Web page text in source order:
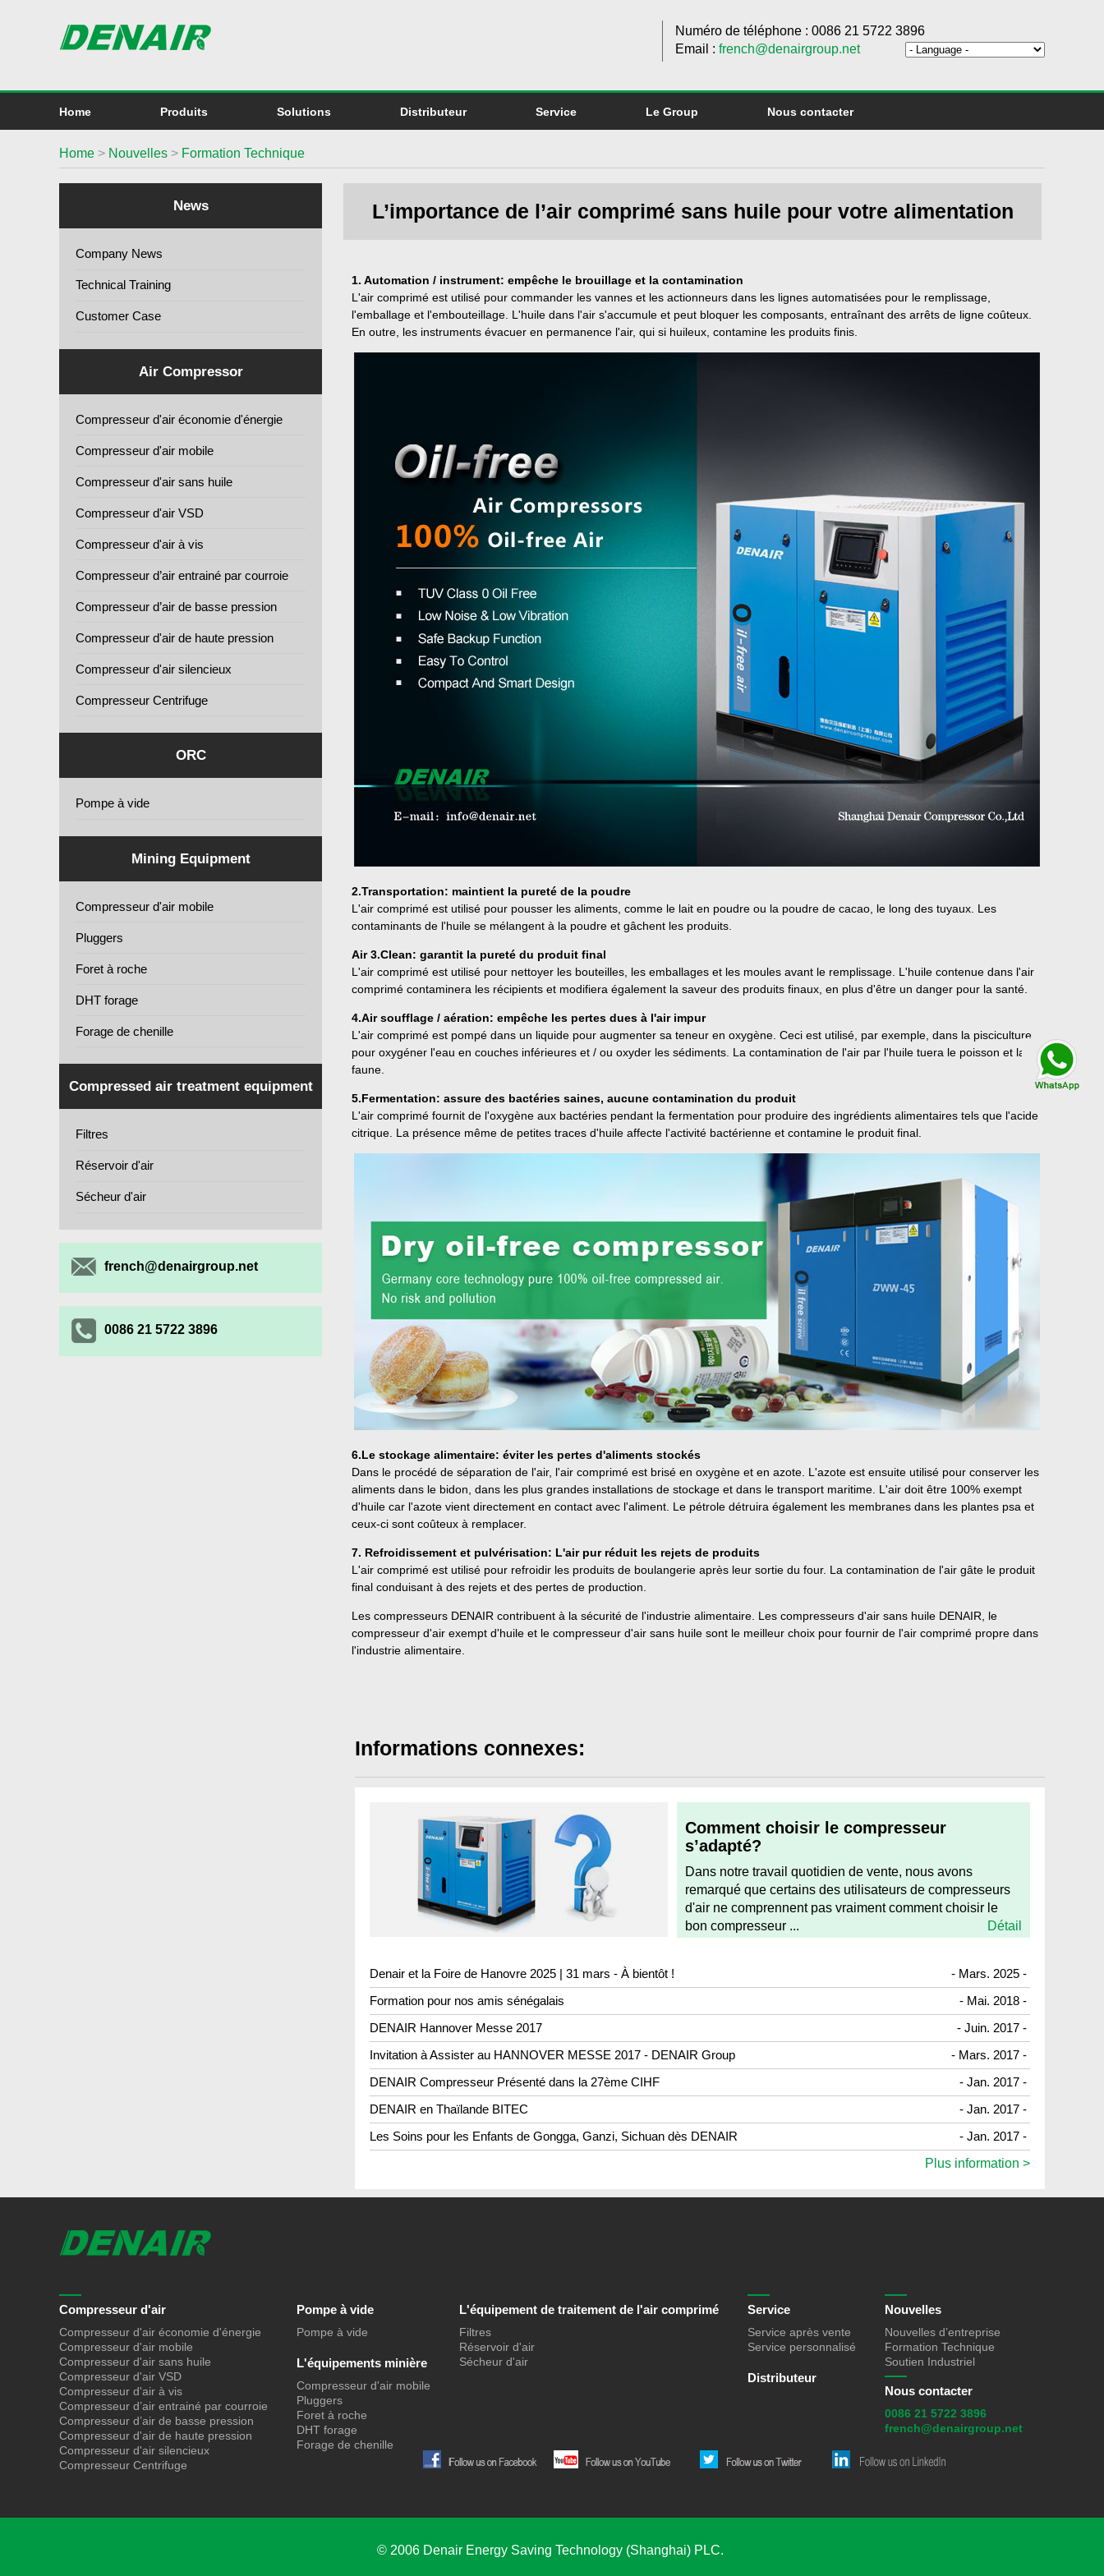
Numéro de téléphone : 0086 21 5722 3896
Email : french@denairgroup.net
Home Produits Solutions Distributeur Service Le Group Nous contacter
Home > Nouvelles > Formation Technique
News
Company News
Technical Training
Customer Case
Air Compressor
Compresseur d'air économie d'énergie
Compresseur d'air mobile
Compresseur d'air sans huile
Compresseur d'air VSD
Compresseur d'air à vis
Compresseur d’air entrainé par courroie
Compresseur d’air de basse pression
Compresseur d'air de haute pression
Compresseur d'air silencieux
Compresseur Centrifuge
ORC
Pompe à vide
Mining Equipment
Compresseur d'air mobile
Pluggers
Foret à roche
DHT forage
Forage de chenille
Compressed air treatment equipment
Filtres
Réservoir d'air
Sécheur d'air
french@denairgroup.net
0086 21 5722 3896
L’importance de l’air comprimé sans huile pour votre alimentation
1. Automation / instrument: empêche le brouillage et la contamination
L'air comprimé est utilisé pour commander les vannes et les actionneurs dans les lignes automatisées pour le remplissage,
l'emballage et l'embouteillage. L'huile dans l'air s'accumule et peut bloquer les composants, entraînant des arrêts de ligne coûteux.
En outre, les instruments évacuer en permanence l'air, qui si huileux, contamine les produits finis.
2.Transportation: maintient la pureté de la poudre
L'air comprimé est utilisé pour pousser les aliments, comme le lait en poudre ou la poudre de cacao, le long des tuyaux. Les
contaminants de l'huile se mélangent à la poudre et gâchent les produits.
Air 3.Clean: garantit la pureté du produit final
L'air comprimé est utilisé pour nettoyer les bouteilles, les emballages et les moules avant le remplissage. L'huile contenue dans l'air
comprimé contaminera les récipients et modifiera également la saveur des produits finaux, en plus d'être un danger pour la santé.
4.Air soufflage / aération: empêche les pertes dues à l'air impur
L'air comprimé est pompé dans un liquide pour augmenter sa teneur en oxygène. Ceci est utilisé, par exemple, dans la pisciculture
pour oxygéner l'eau en couches inférieures et / ou oxyder les sédiments. La contamination de l'air par l'huile tuera le poisson et la
faune.
5.Fermentation: assure des bactéries saines, aucune contamination du produit
L'air comprimé fournit de l'oxygène aux bactéries pendant la fermentation pour produire des ingrédients alimentaires tels que l'acide
citrique. La présence même de petites traces d'huile affecte l'activité bactérienne et contamine le produit final.
6.Le stockage alimentaire: éviter les pertes d'aliments stockés
Dans le procédé de séparation de l'air, l'air comprimé est brisé en oxygène et en azote. L'azote est ensuite utilisé pour conserver les
aliments dans le bidon, dans les plus grandes installations de stockage et dans le transport maritime. L'air doit être 100% exempt
d'huile car l'azote vient directement en contact avec l'aliment. Le pétrole détruira également les membranes dans les plantes psa et
ceux-ci sont coûteux à remplacer.
7. Refroidissement et pulvérisation: L'air pur réduit les rejets de produits
L'air comprimé est utilisé pour refroidir les produits de boulangerie après leur sortie du four. La contamination de l'air gâte le produit
final conduisant à des rejets et des pertes de production.
Les compresseurs DENAIR contribuent à la sécurité de l'industrie alimentaire. Les compresseurs d'air sans huile DENAIR, le
compresseur d'air exempt d'huile et le compresseur d'air sans huile sont le meilleur choix pour fournir de l'air comprimé propre dans
l'industrie alimentaire.
Informations connexes:
Comment choisir le compresseur
s’adapté?
Dans notre travail quotidien de vente, nous avons
remarqué que certains des utilisateurs de compresseurs
d'air ne comprennent pas vraiment comment choisir le
bon compresseur ...
Détail
Denair et la Foire de Hanovre 2025 | 31 mars - À bientôt !
- Mars. 2025 -
Formation pour nos amis sénégalais
- Mai. 2018 -
DENAIR Hannover Messe 2017
- Juin. 2017 -
Invitation à Assister au HANNOVER MESSE 2017 - DENAIR Group
- Mars. 2017 -
DENAIR Compresseur Présenté dans la 27ème CIHF
- Jan. 2017 -
DENAIR en Thaïlande BITEC
- Jan. 2017 -
Les Soins pour les Enfants de Gongga, Ganzi, Sichuan dès DENAIR
- Jan. 2017 -
Plus information >
Compresseur d'air
Compresseur d'air économie d'énergie
Compresseur d'air mobile
Compresseur d'air sans huile
Compresseur d'air VSD
Compresseur d'air à vis
Compresseur d’air entrainé par courroie
Compresseur d’air de basse pression
Compresseur d'air de haute pression
Compresseur d'air silencieux
Compresseur Centrifuge
Pompe à vide
Pompe à vide
L'équipements minière
Compresseur d'air mobile
Pluggers
Foret à roche
DHT forage
Forage de chenille
L'équipement de traitement de l'air comprimé
Filtres
Réservoir d'air
Sécheur d'air
Service
Service après vente
Service personnalisé
Distributeur
Nouvelles
Nouvelles d’entreprise
Formation Technique
Soutien Industriel
Nous contacter
0086 21 5722 3896
french@denairgroup.net
© 2006 Denair Energy Saving Technology (Shanghai) PLC.
Contacter par